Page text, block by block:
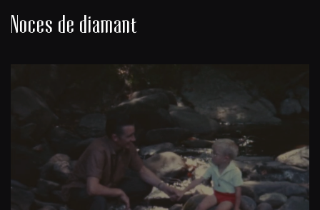
Noces de diamant